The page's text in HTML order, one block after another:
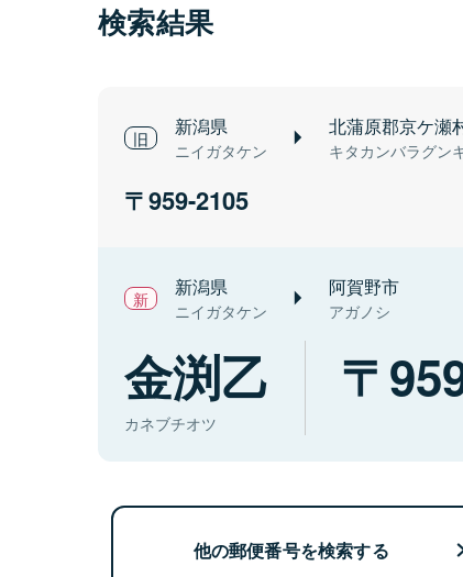
検索結果
新潟県
ニイガタケン
北蒲原郡京ケ瀬
キタカンバラグン
959-2105
新潟県
ニイガタケン
阿賀野市
アガノシ
金渕乙
カネブチオツ
他の郵便番号を検索する